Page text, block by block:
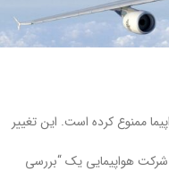
ممنوع کرده است. این تغییر
هواپیمایی یک “بررسی